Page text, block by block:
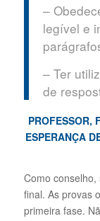
–
legível e
– Ter
de
PROFESSOR,
ESPERANÇA
Como
final. As provas
primeira fase.